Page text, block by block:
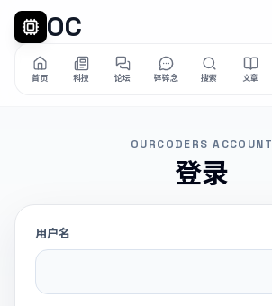
OC
首页 科技 论坛 碎碎念 搜索 文章
OURCODERS ACCOUNT
登录
用户名